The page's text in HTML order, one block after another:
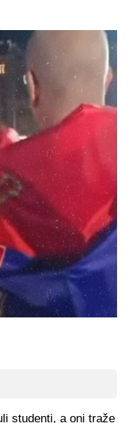
studenti, a oni traže